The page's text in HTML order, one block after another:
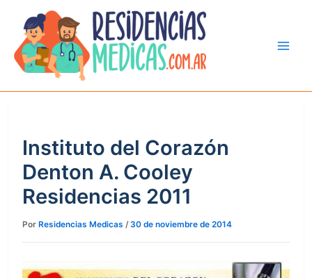
contenido
Instituto del Corazón
Denton A. Cooley
Residencias 2011
Por Residencias Medicas /30 de noviembre de 2014